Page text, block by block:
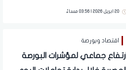
20 ابريل 2026 | 03:56 مساءً
اقتصاد وبورصة
ارتفاع جماعي لمؤشرات البورصة